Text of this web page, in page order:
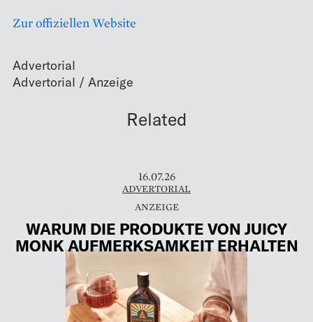
Zur offiziellen Website
Advertorial
Related
16.07.26
ADVERTORIAL
WARUM DIE PRODUKTE VON JUICY
MONK AUFMERKSAMKEIT ERHALTEN